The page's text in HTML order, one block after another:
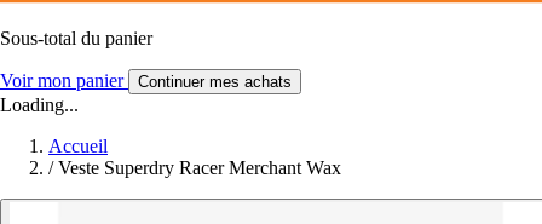
Sous-total du panier
Voir mon panier Continuer mes achats
Loading...
Accueil
/ Veste Superdry Racer Merchant Wax